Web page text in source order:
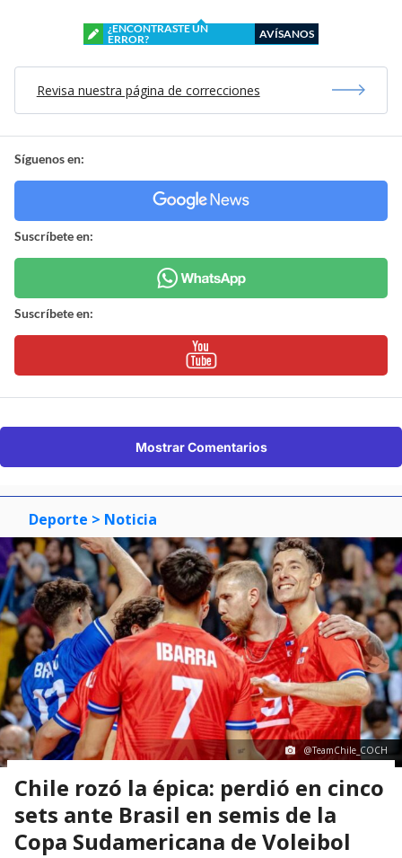
¿ENCONTRASTE UN
ERROR?
AVÍSANOS
Revisa nuestra página de correcciones
Síguenos en:
Suscríbete en:
Suscríbete en:
Mostrar Comentarios
Deporte > Noticia
@TeamChile_COCH
Chile rozó la épica: perdió en cinco
sets ante Brasil en semis de la
Copa Sudamericana de Voleibol